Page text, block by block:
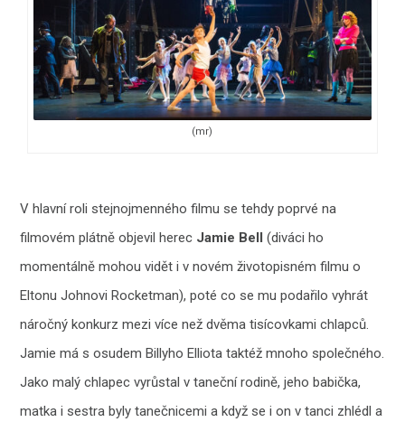
(mr)
V hlavní roli stejnojmenného filmu se tehdy poprvé na
filmovém plátně objevil herec Jamie Bell (diváci ho
momentálně mohou vidět i v novém životopisném filmu o
Eltonu Johnovi Rocketman), poté co se mu podařilo vyhrát
náročný konkurz mezi více než dvěma tisícovkami chlapců.
Jamie má s osudem Billyho Elliota taktéž mnoho společného.
Jako malý chlapec vyrůstal v taneční rodině, jeho babička,
matka i sestra byly tanečnicemi a když se i on v tanci zhlédl a